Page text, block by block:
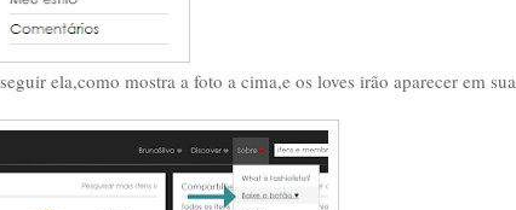
ela,como mostra a foto a cima,e os loves irão aparecer em sua